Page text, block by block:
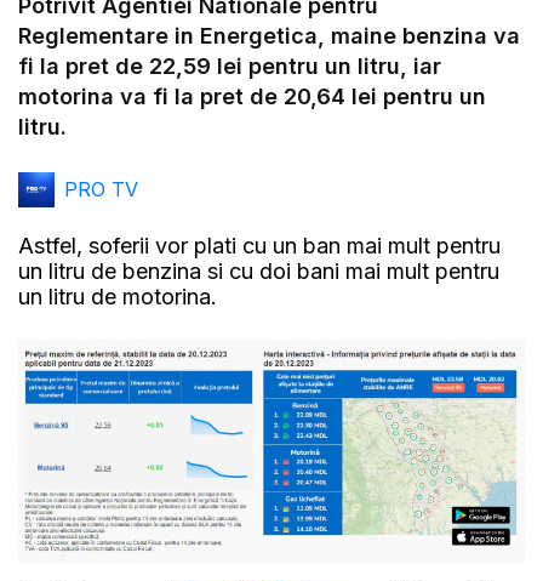
Potrivit Agentiei Nationale pentru
Reglementare in Energetica, maine benzina va
fi la pret de 22,59 lei pentru un litru, iar
motorina va fi la pret de 20,64 lei pentru un
litru.
PRO TV
Astfel, soferii vor plati cu un ban mai mult pentru
un litru de benzina si cu doi bani mai mult pentru
un litru de motorina.